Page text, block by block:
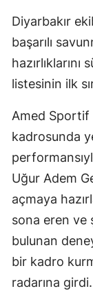
Diyarbakır
başarılı
listesinin ilk
Amed Sportif
kadrosunda
Uğur Adem
açmaya
sona eren ve
bulunan
bir kadro
radarına girdi.